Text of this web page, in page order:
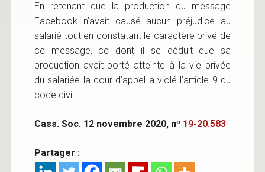
En retenant que la production du message
Facebook n’avait causé aucun préjudice au
salarié tout en constatant le caractère privé de
ce message, ce dont il se déduit que sa
production avait porté atteinte à la vie privée
du salariée la cour d’appel a violé l’article 9 du
code civil.
Cass. Soc. 12 novembre 2020, nº 19-20.583
Partager :